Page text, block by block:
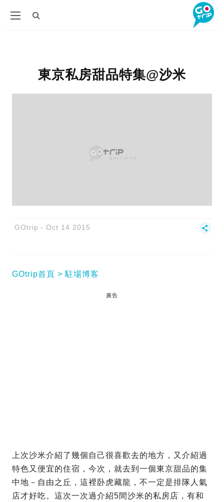
東京私房甜品特集@沙米
GOtrip Oct 14 2015
GOtrip首頁 駐場博客
廣告
上次沙米介紹了幾個自己很喜歡去的地方，又介紹過
特色又便宜的住宿，今次，就去到一個東京甜品的集
中地－自由之丘，這裡卧虎藏龍，不一定是排隊人氣
店才好吃。這次一次過介紹5間沙米的私房店，有和